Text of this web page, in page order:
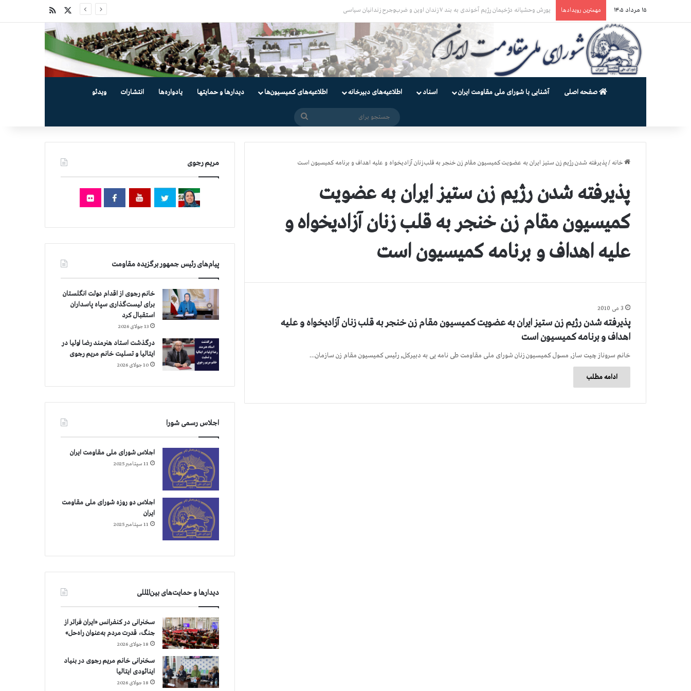
۱۵ مرداد ۱۴۰۵ مهمترین رویدادها یورش وحشیانه گارد زندان اوین به سالن ۵ بند ۷ و ضرب و شتم زندانیان
صفحه اصلی آشنایی با شورای ملی مقاومت ایران اسناد اطلاعیه‌های دبیرخانه اطلاعیه‌های کمیسیون‌‌ها دیدارها و حمایتها یادواره‌ها انتشارات ویدئو
خانه /پذیرفته شدن رژیم زن ستیز ایران به عضویت کمیسیون مقام زن خنجر به قلب زنان آزادیخواه و علیه اهداف و برنامه کمیسیون است
پذیرفته شدن رژیم زن ستیز ایران به عضویت
کمیسیون مقام زن خنجر به قلب زنان آزادیخواه و
علیه اهداف و برنامه کمیسیون است
3 می 2010
پذیرفته شدن رژیم زن ستیز ایران به عضویت کمیسیون مقام زن خنجر به قلب زنان آزادیخواه و علیه
اهداف و برنامه کمیسیون است
خانم سروناز چیت ساز, مسول کمیسیون زنان شورای ملی مقاومت طی نامه یی به دبیرکل, رئیس کمیسیون مقام زن سازمان…
ادامه مطلب
مریم رجوی
پیام‌های رئیس جمهور برگزیده مقاومت
خانم رجوی از اقدام دولت انگلستان
برای لیست‌گذاری سپاه پاسداران
استقبال کرد
13 جولای 2026
درگذشت استاد هنرمند رضا اولیا در
ایتالیا و تسلیت خانم مریم رجوی
10 جولای 2026
اجلاس رسمی شورا
اجلاس شورای ملی مقاومت ایران
11 سپتامبر 2025
اجلاس دو روزه شورای ملی مقاومت
ایران
11 سپتامبر 2025
دیدارها و حمایت‌های بین‌المللی
سخنرانی در کنفرانس «ایران فراتر از
جنگ، قدرت مردم به‌عنوان راه‌حل»
18 جولای 2026
سخنرانی خانم مریم رجوی در بنیاد
اینائودی ایتالیا
18 جولای 2026